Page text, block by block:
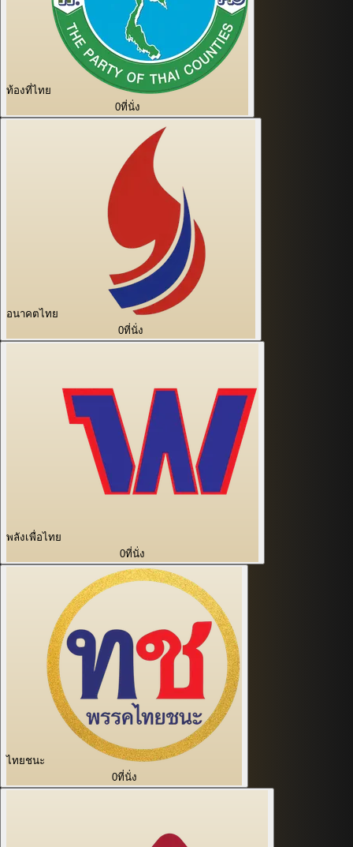
ท้องที่ไทย
0ที่นั่ง
อนาคตไทย
0ที่นั่ง
พลังเพื่อไทย
0ที่นั่ง
ไทยชนะ
0ที่นั่ง